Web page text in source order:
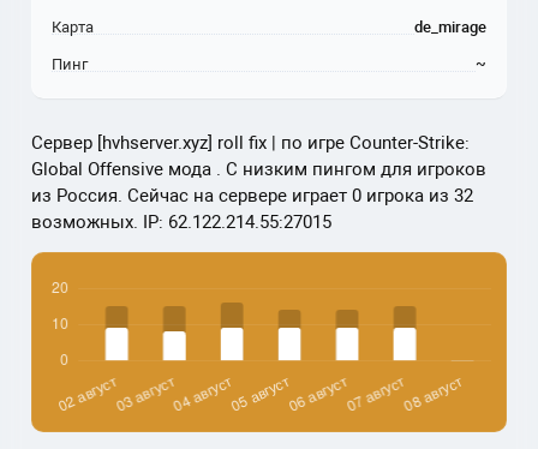
Сервер [hvhserver.xyz] roll fix | по игре Counter-Strike:
Global Offensive мода . С низким пингом для игроков
из Россия. Сейчас на сервере играет 0 игрока из 32
возможных. IP: 62.122.214.55:27015
Карта de_mirage
Пинг ~